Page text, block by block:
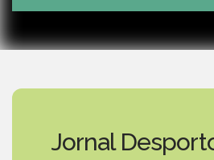
Play
Jornal